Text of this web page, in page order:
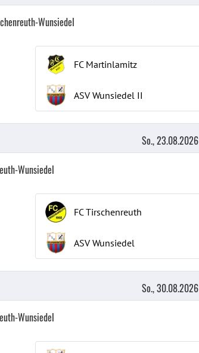
Wunsiedel
FC Martinlamitz
ASV Wunsiedel II
So., 23.08.2026
Wunsiedel
FC Tirschenreuth
ASV Wunsiedel
So., 30.08.2026
Wunsiedel